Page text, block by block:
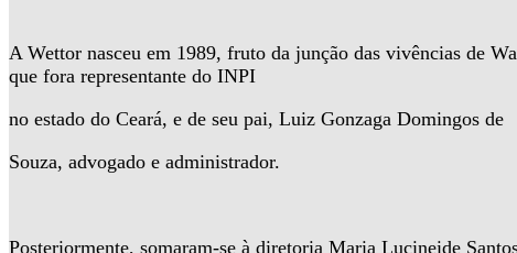
A Wettor nasceu em 1989, fruto da junção das vivências de
que fora representante do INPI
no estado do Ceará, e de seu pai, Luiz Gonzaga Domingos de
Souza, advogado e administrador.
Posteriormente, somaram-se à diretoria Maria Lucineide